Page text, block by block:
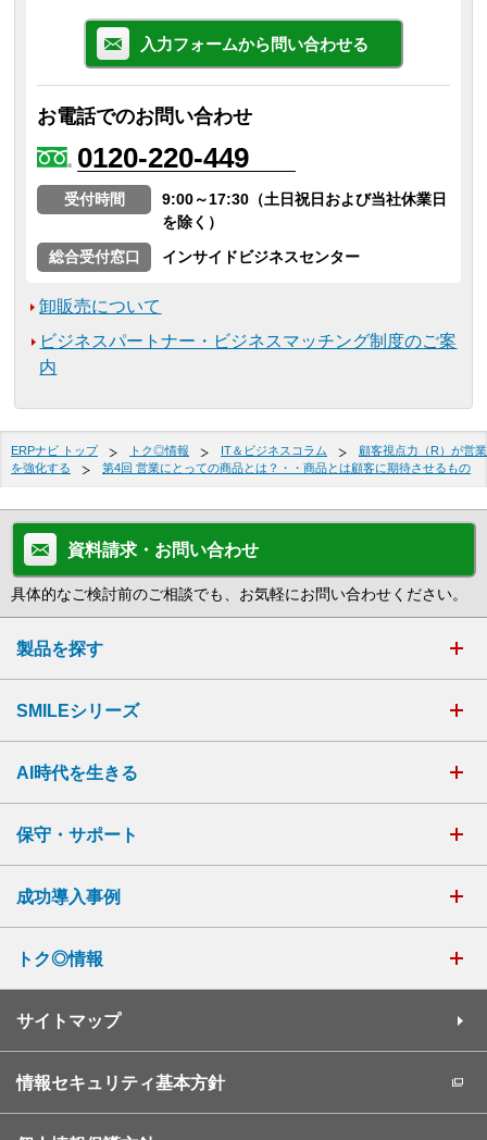
入力フォームから問い合わせる
お電話でのお問い合わせ
0120-220-449
受付時間
9:00～17:30（土日祝日および当社休業日
を除く）
総合受付窓口
インサイドビジネスセンター
卸販売について
ビジネスパートナー・ビジネスマッチング制度のご案
内
ERPナビ トップ トク◎情報 IT＆ビジネスコラム
顧客視点力（R）が営業
を強化する
第4回 営業にとっての商品とは？・・商品とは顧客に期待させるもの
資料請求・お問い合わせ
具体的なご検討前のご相談でも、お気軽にお問い合わせください。
製品を探す
SMILEシリーズ
AI時代を生きる
保守・サポート
成功導入事例
トク◎情報
サイトマップ
情報セキュリティ基本方針